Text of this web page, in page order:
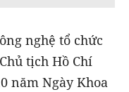
nghệ tổ chức
tịch Hồ Chí
năm Ngày Khoa